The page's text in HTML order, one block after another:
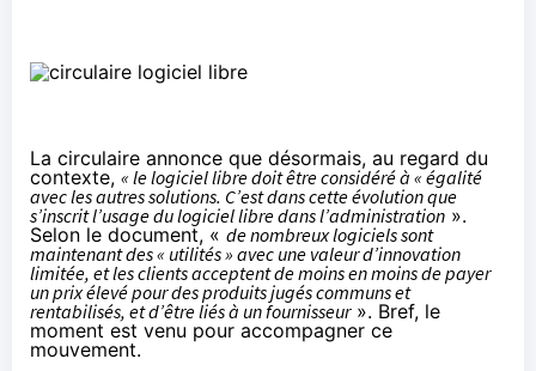
La circulaire annonce que désormais, au regard du
contexte, « le logiciel libre doit être considéré à « égalité
avec les autres solutions. C’est dans cette évolution que
s’inscrit l’usage du logiciel libre dans l’administration ».
Selon le document, « de nombreux logiciels sont
maintenant des « utilités » avec une valeur d’innovation
limitée, et les clients acceptent de moins en moins de payer
un prix élevé pour des produits jugés communs et
rentabilisés, et d’être liés à un fournisseur». Bref, le
moment est venu pour accompagner ce
mouvement.